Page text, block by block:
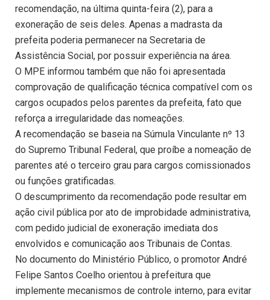
recomendação, na última quinta-feira (2), para a
exoneração de seis deles. Apenas a madrasta da
prefeita poderia permanecer na Secretaria de
Assistência Social, por possuir experiência na área.
O MPE informou também que não foi apresentada
comprovação de qualificação técnica compatível com os
cargos ocupados pelos parentes da prefeita, fato que
reforça a irregularidade das nomeações.
A recomendação se baseia na Súmula Vinculante nº 13
do Supremo Tribunal Federal, que proíbe a nomeação de
parentes até o terceiro grau para cargos comissionados
ou funções gratificadas.
O descumprimento da recomendação pode resultar em
ação civil pública por ato de improbidade administrativa,
com pedido judicial de exoneração imediata dos
envolvidos e comunicação aos Tribunais de Contas.
No documento do Ministério Público, o promotor André
Felipe Santos Coelho orientou à prefeitura que
implemente mecanismos de controle interno, para evitar